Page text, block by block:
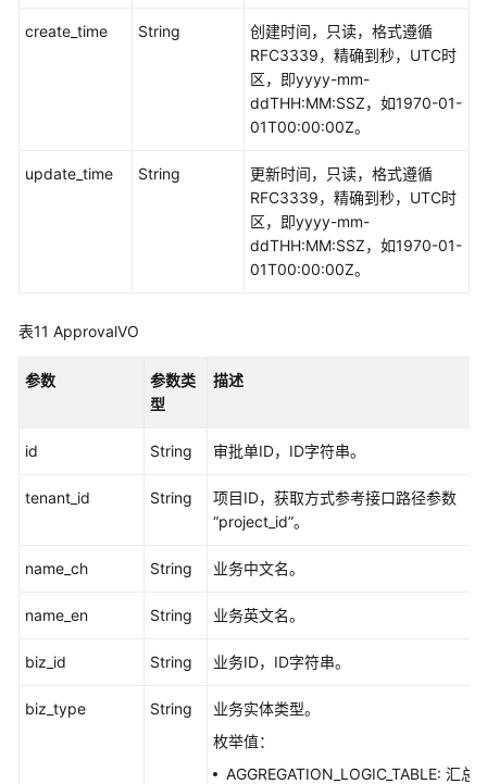
create_time String
创建时间，只读，格式遵循
RFC3339，精确到秒，UTC时
区，即yyyy-mm-
ddTHH:MM:SSZ，如1970-01-
01T00:00:00Z。
update_time String
更新时间，只读，格式遵循
RFC3339，精确到秒，UTC时
区，即yyyy-mm-
ddTHH:MM:SSZ，如1970-01-
01T00:00:00Z。
表11 ApprovalVO
参数
参数类
型
描述
id String 审批单ID，ID字符串。
tenant_id String
项目ID，获取方式参考接口路径参数
“project_id”。
name_ch String 业务中文名。
name_en String 业务英文名。
biz_id String 业务ID，ID字符串。
biz_type String
业务实体类型。
枚举值：
AGGREGATION_LOGIC_TABLE: 汇总